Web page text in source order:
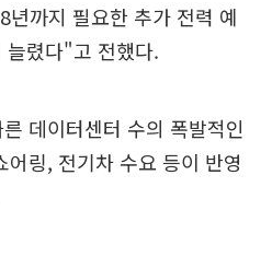
까지 필요한 추가 전력 예
늘렸다"고 전했다.
데이터센터 수의 폭발적인
링, 전기차 수요 등이 반영